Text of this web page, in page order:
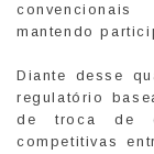
mantendo
Diante desse
regulatório
de troca de
competitivas